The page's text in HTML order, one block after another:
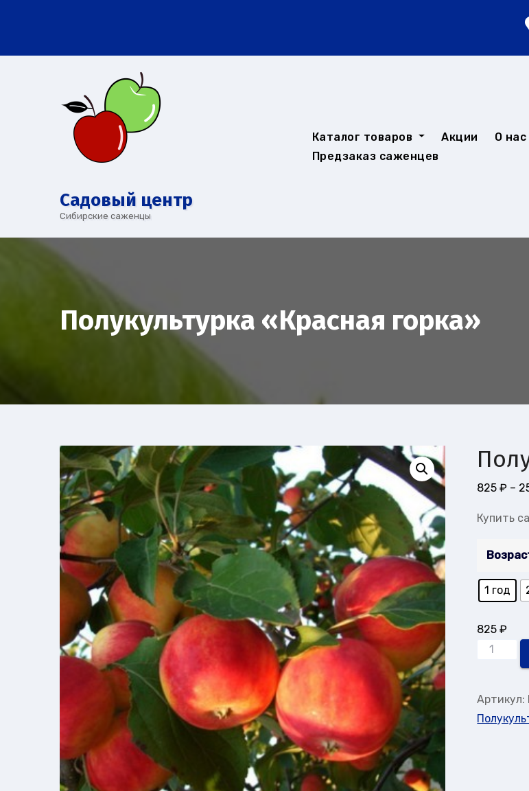
Cадовый центр
Сибирские саженцы
Каталог товаров Акции О нас
Предзаказ саженцев
Полукультурка «Красная горка»
825₽ –
Купить
1 год
825₽
"Красная
горка"
Артикул: